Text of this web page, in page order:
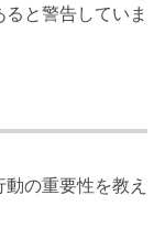
と警告していま
の重要性を教え